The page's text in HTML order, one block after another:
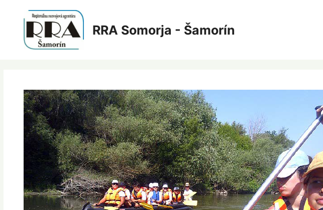
RRA Somorja - Šamorín